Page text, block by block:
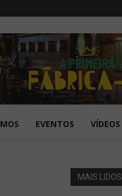
EVENTOS VÍDEOS
MAIS LIDOS